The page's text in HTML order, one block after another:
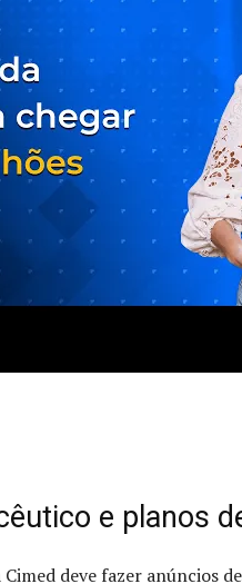
e planos
deve fazer anúncios